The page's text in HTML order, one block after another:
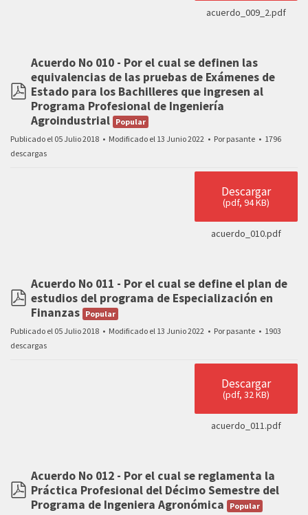
acuerdo_009_2.pdf
pdf
Acuerdo No 010 - Por el cual se definen las
equivalencias de las pruebas de Exámenes de
Estado para los Bachilleres que ingresen al
Programa Profesional de Ingeniería
Agroindustrial Popular
Publicado el 05 Julio 2018
Modificado el 13 Junio 2022 Por pasante
1796
descargas
Descargar
(pdf, 94 KB)
acuerdo_010.pdf
pdf
Acuerdo No 011 - Por el cual se define el plan de
estudios del programa de Especialización en
Finanzas Popular
Publicado el 05 Julio 2018
Modificado el 13 Junio 2022 Por pasante
1903
descargas
Descargar
(pdf, 32 KB)
acuerdo_011.pdf
pdf
Acuerdo No 012 - Por el cual se reglamenta la
Práctica Profesional del Décimo Semestre del
Programa de Ingeniera Agronómica
Popular